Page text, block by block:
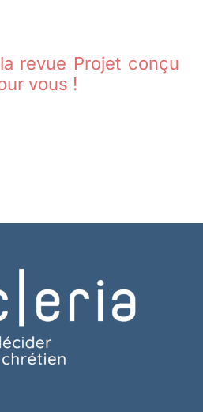
revue Projet conçu
vous !